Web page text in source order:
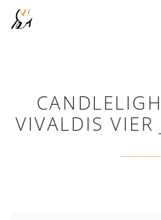
VIVALDIS VIER